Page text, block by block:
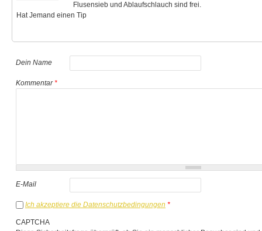
Flusensieb und Ablaufschlauch sind frei.
Hat Jemand einen Tip
Dein Name
Kommentar*
E-Mail
Ich akzeptiere die Datenschutzbedingungen *
CAPTCHA